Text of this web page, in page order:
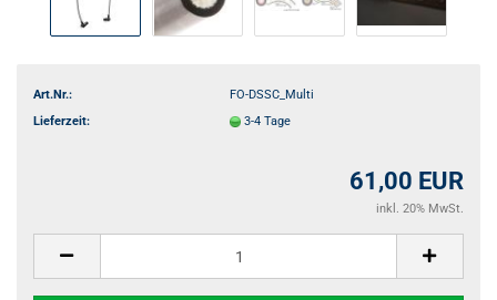
Art.Nr.:
FO-DSSC_Multi
Lieferzeit:
3-4 Tage
61,00 EUR
inkl. 20% MwSt.